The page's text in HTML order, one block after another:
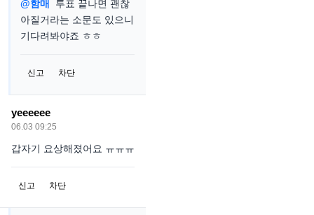
@함매
투표 끝나면 괜찮
아질거라는 소문도 있으니
기다려봐야죠 ㅎㅎ
신고 차단
yeeeeee
06.03 09:25
갑자기 요상해졌어요 ㅠㅠㅠ
신고 차단